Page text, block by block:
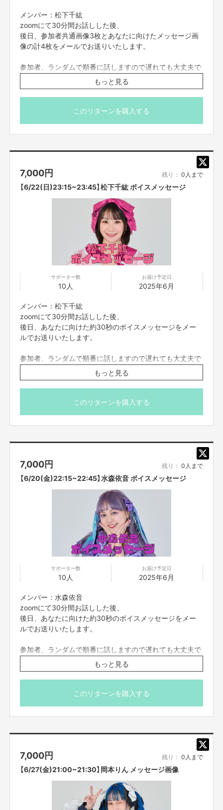
メンバー：松下千紘
zoomにて30分間お話しした後、
後日、参加者共通画像3枚とあなたに向けたメッセージ画
像の計4枚をメールでお送りいたします。
参加者、ランダムで順番に話しますので遅れても大丈夫で
す。
zoomの入室は終了時間の5分前までとさせていただきま
す。それ以降に入室された方は案内できない場合もござい
ますので予めご了承くださいませ。
もっと見る
このリターンを購入する
7,000円 残り： 0人まで
【6/22(日)23:15~23:45】松下千紘 ボイスメッセージ
サポーター数
10人
お届け予定日
2025年6月
メンバー：松下千紘
zoomにて30分間お話しした後、
後日、あなたに向けた約30秒のボイスメッセージをメー
ルでお送りいたします。
参加者、ランダムで順番に話しますので遅れても大丈夫で
す。
zoomの入室は終了時間の5分前までとさせていただきま
す。それ以降に入室された方は案内できない場合もござい
ますので予めご了承くださいませ。
もっと見る
このリターンを購入する
7,000円 残り： 0人まで
【6/20(金)22:15~22:45】水森依音 ボイスメッセージ
サポーター数
10人
お届け予定日
2025年6月
メンバー：水森依音
zoomにて30分間お話しした後、
後日、あなたに向けた約30秒のボイスメッセージをメー
ルでお送りいたします。
参加者、ランダムで順番に話しますので遅れても大丈夫で
す。
zoomの入室は終了時間の5分前までとさせていただきま
す。それ以降に入室された方は案内できない場合もござい
ますので予めご了承くださいませ。
もっと見る
このリターンを購入する
7,000円 残り： 0人まで
【6/27(金)21:00~21:30】岡本りん メッセージ画像